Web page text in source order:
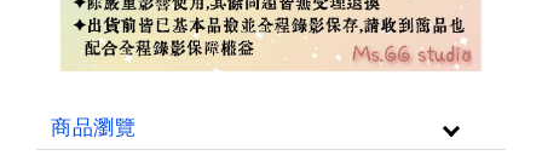
商品瀏覽